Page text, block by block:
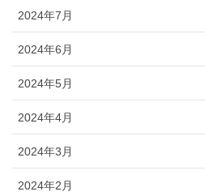
2024年7月
2024年6月
2024年5月
2024年4月
2024年3月
2024年2月